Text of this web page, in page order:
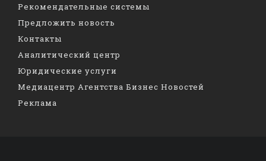
Рекомендательные системы
Предложить новость
Контакты
Аналитический центр
Юридические услуги
Медиацентр Агентства Бизнес Новостей
Реклама